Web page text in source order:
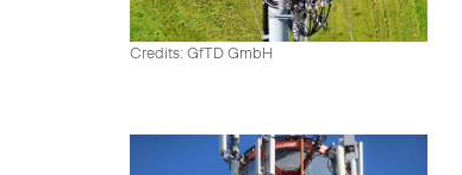
Credits: GfTD GmbH